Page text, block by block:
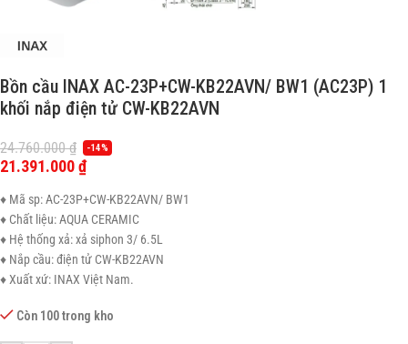
Bồn cầu INAX AC-23P+CW-KB22AVN/ BW1 (AC23P) 1
khối nắp điện tử CW-KB22AVN
24.760.000₫ -14%
21.391.000₫
♦ Mã sp: AC-23P+CW-KB22AVN/ BW1
♦ Chất liệu: AQUA CERAMIC
♦ Hệ thống xả: xả siphon 3/ 6.5L
♦ Nắp cầu: điện tử CW-KB22AVN
♦ Xuất xứ: INAX Việt Nam.
Còn 100 trong kho